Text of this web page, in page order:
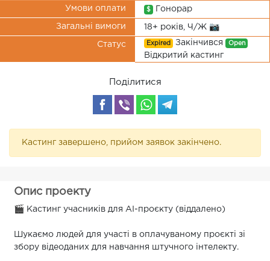
Умови оплати $ Гонорар
Загальні вимоги 18+ років, Ч/Ж 📷
Статус Expired Закінчився Open
Відкритий кастинг
Поділитися
Кастинг завершено, прийом заявок закінчено.
Опис проекту
🎬 Кастинг учасників для AI-проєкту (віддалено)
Шукаємо людей для участі в оплачуваному проєкті зі
збору відеоданих для навчання штучного інтелекту.